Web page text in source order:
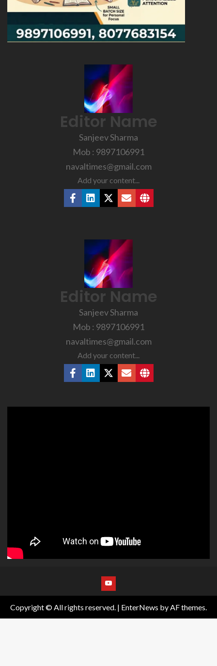
Editor Name
Sanjeev Sharma
Mob : 9897106991
navaltimes@gmail.com
Add your content...
Editor Name
Sanjeev Sharma
Mob : 9897106991
navaltimes@gmail.com
Add your content...
Copyright © All rights reserved. | EnterNews by AF themes.